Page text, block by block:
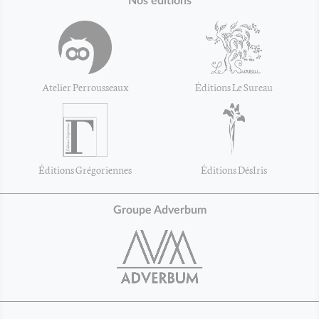
Atelier Perrousseaux Éditions Le Sureau
Éditions Grégoriennes Éditions DésIris
Groupe Adverbum